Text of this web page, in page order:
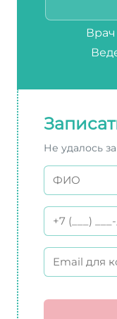
Не удалось